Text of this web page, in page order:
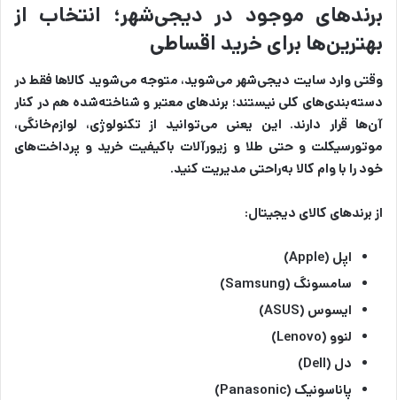
برندهای موجود در دیجی‌شهر؛ انتخاب از
بهترین‌ها برای خرید اقساطی
وقتی وارد سایت دیجی‌شهر می‌شوید، متوجه می‌شوید کالاها فقط در
دسته‌بندی‌های کلی نیستند؛ برندهای معتبر و شناخته‌شده هم در کنار
آن‌ها قرار دارند. این یعنی می‌توانید از تکنولوژی، لوازم‌خانگی،
موتورسیکلت و حتی طلا و زیورآلات باکیفیت خرید و پرداخت‌های
خود را با وام کالا به‌راحتی مدیریت کنید.
از برندهای کالای دیجیتال:‌
اپل (Apple)
سامسونگ (Samsung)
ایسوس (ASUS)
لنوو (Lenovo)
دل (Dell)
پاناسونیک (Panasonic)